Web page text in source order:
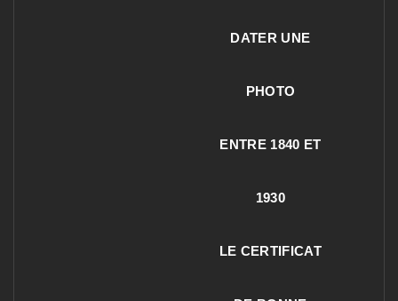
DATER UNE
PHOTO
ENTRE 1840 ET
1930
LE CERTIFICAT